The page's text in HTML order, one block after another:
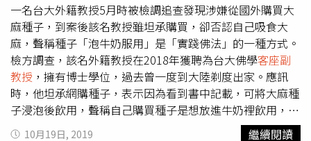
一名台大外籍教授5月時被檢調追查發現涉嫌從國外購買大
麻種子，到案後該名教授雖坦承購買，卻否認自己吸食大
麻，聲稱種子「泡牛奶服用」是「實踐佛法」的一種方式。
檢方調查，該名外籍教授在2018年獲聘為台大佛學客座副
教授 ，擁有博士學位，過去曾一度到大陸剃度出家。應訊
時，他坦承網購種子，表示因為看到書中記載，可將大麻種
子浸泡後飲用，聲稱自己購買種子是想放進牛奶裡飲用，只
是一種為「更接近、實踐佛法」的方式，決定買來試試看。
10月19日, 2019 繼續閱讀